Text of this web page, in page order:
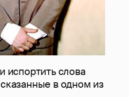
испортить слова
в одном из